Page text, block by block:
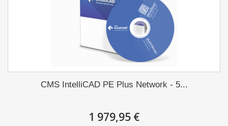
CMS IntelliCAD PE Plus Network - 5...
1 979,95 €